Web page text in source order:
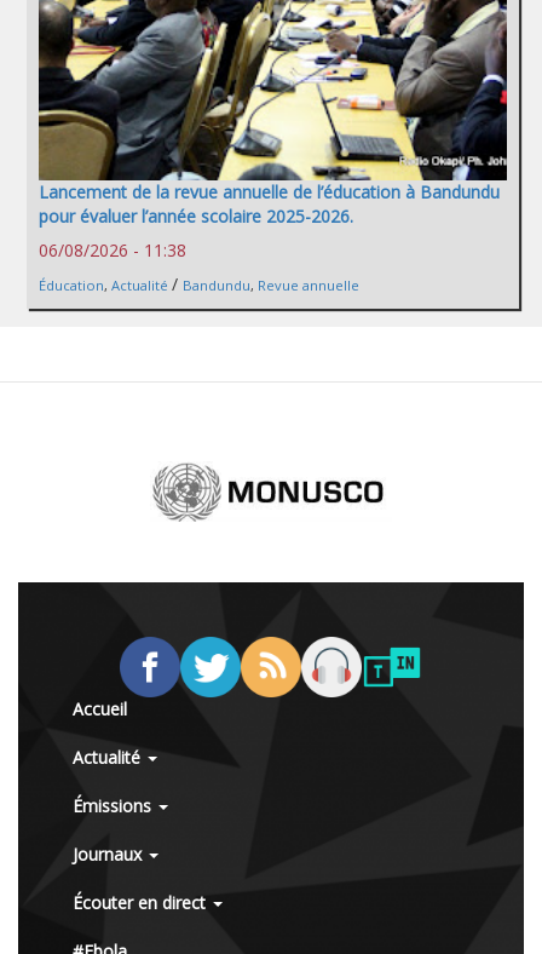
Lancement de la revue annuelle de l’éducation à Bandundu
pour évaluer l’année scolaire 2025-2026.
06/08/2026 - 11:38
Éducation, Actualité / Bandundu, Revue annuelle
Accueil
Actualité
Émissions
Journaux
Écouter en direct